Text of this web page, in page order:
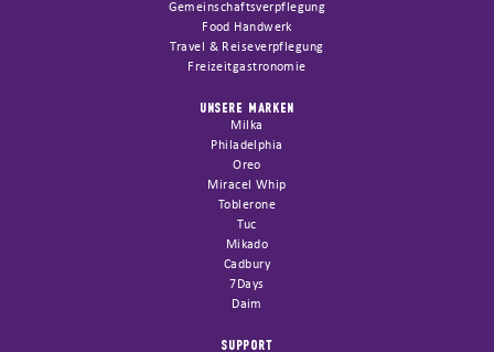
Gemeinschaftsverpflegung
Food Handwerk
Travel & Reiseverpflegung
Freizeitgastronomie
UNSERE MARKEN
Milka
Philadelphia
Oreo
Miracel Whip
Toblerone
Tuc
Mikado
Cadbury
7Days
Daim
SUPPORT